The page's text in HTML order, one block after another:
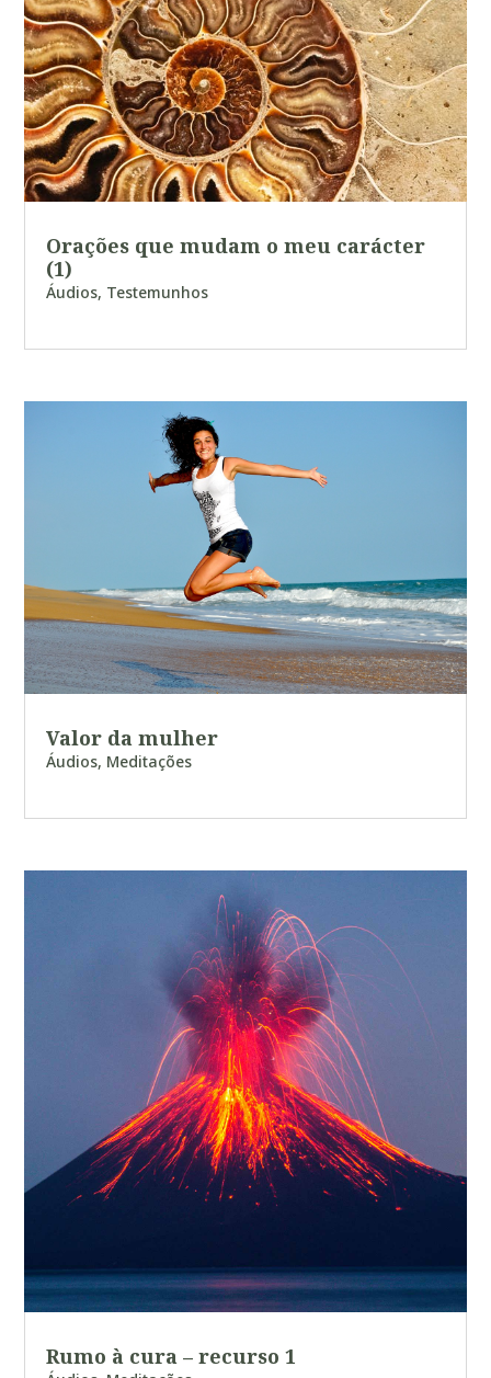
Orações que mudam o meu carácter
(1)
Áudios, Testemunhos
Valor da mulher
Áudios, Meditações
Rumo à cura – recurso 1